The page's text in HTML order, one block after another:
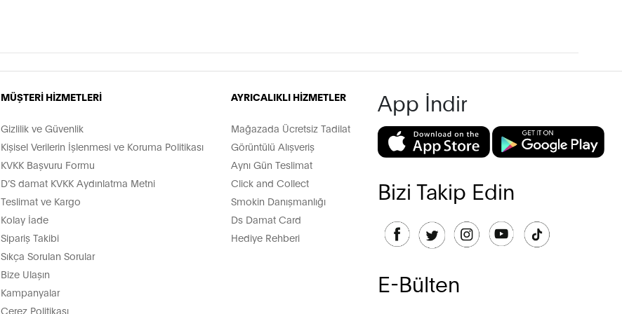
MÜŞTERİ HİZMETLERİ
Gizlilik ve Güvenlik
Kişisel Verilerin İşlenmesi ve Koruma Politikası
KVKK Başvuru Formu
D’S damat KVKK Aydınlatma Metni
Teslimat ve Kargo
Kolay İade
Sipariş Takibi
Sıkça Sorulan Sorular
Bize Ulaşın
Kampanyalar
Çerez Politikası
AYRICALIKLI HİZMETLER
Mağazada Ücretsiz Tadilat
Görüntülü Alışveriş
Aynı Gün Teslimat
Click and Collect
Smokin Danışmanlığı
Ds Damat Card
Hediye Rehberi
App İndir
Bizi Takip Edin
E-Bülten